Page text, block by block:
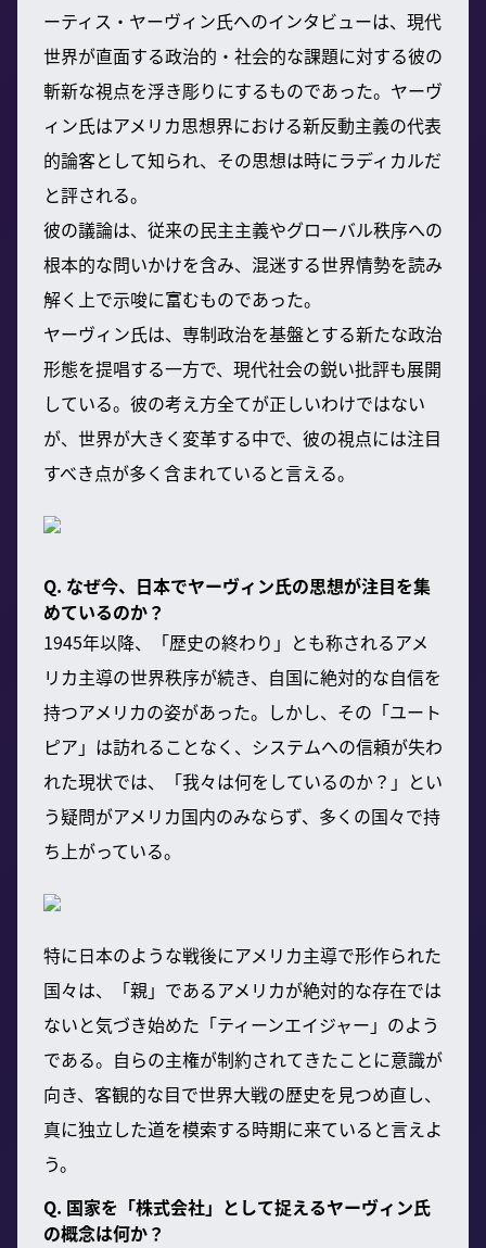
ーティス・ヤーヴィン氏へのインタビューは、現代
世界が直面する政治的・社会的な課題に対する彼の
斬新な視点を浮き彫りにするものであった。ヤーヴ
ィン氏はアメリカ思想界における新反動主義の代表
的論客として知られ、その思想は時にラディカルだ
と評される。
彼の議論は、従来の民主主義やグローバル秩序への
根本的な問いかけを含み、混迷する世界情勢を読み
解く上で示唆に富むものであった。
ヤーヴィン氏は、専制政治を基盤とする新たな政治
形態を提唱する一方で、現代社会の鋭い批評も展開
している。彼の考え方全てが正しいわけではない
が、世界が大きく変革する中で、彼の視点には注目
すべき点が多く含まれていると言える。
Q. なぜ今、日本でヤーヴィン氏の思想が注目を集
めているのか？
1945年以降、「歴史の終わり」とも称されるアメ
リカ主導の世界秩序が続き、自国に絶対的な自信を
持つアメリカの姿があった。しかし、その「ユート
ピア」は訪れることなく、システムへの信頼が失わ
れた現状では、「我々は何をしているのか？」とい
う疑問がアメリカ国内のみならず、多くの国々で持
ち上がっている。
特に日本のような戦後にアメリカ主導で形作られた
国々は、「親」であるアメリカが絶対的な存在では
ないと気づき始めた「ティーンエイジャー」のよう
である。自らの主権が制約されてきたことに意識が
向き、客観的な目で世界大戦の歴史を見つめ直し、
真に独立した道を模索する時期に来ていると言えよ
う。
Q. 国家を「株式会社」として捉えるヤーヴィン氏
の概念は何か？